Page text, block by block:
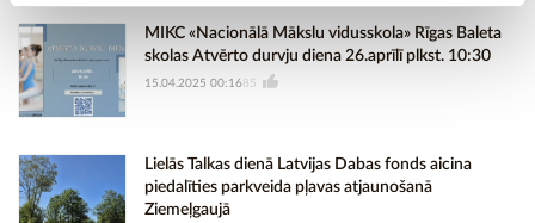
MIKC «Nacionālā Mākslu vidusskola» Rīgas Baleta
skolas Atvērto durvju diena 26.aprīlī plkst. 10:30
15.04.2025 00:16 85
Lielās Talkas dienā Latvijas Dabas fonds aicina
piedalīties parkveida pļavas atjaunošanā
Ziemeļgaujā